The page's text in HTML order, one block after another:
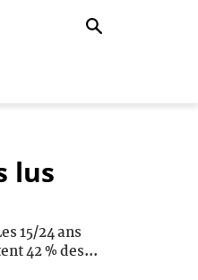
lus
15/24 ans
42 % des...